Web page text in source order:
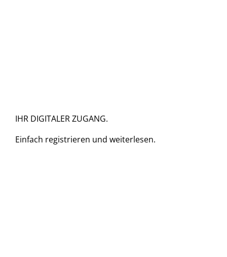
IHR DIGITALER ZUGANG.
Einfach registrieren und weiterlesen.